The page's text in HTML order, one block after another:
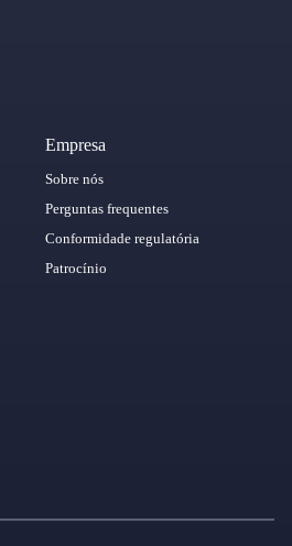
Empresa
Sobre nós
Perguntas frequentes
Conformidade regulatória
Patrocínio